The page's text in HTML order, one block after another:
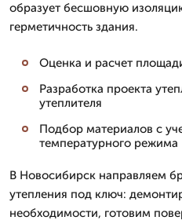
образует бесшовную
герметичность здания.
Оценка и расчет
Разработка проекта
утеплителя
Подбор материалов с
температурного режима
В Новосибирск направляем
утепления под ключ:
необходимости, готовим